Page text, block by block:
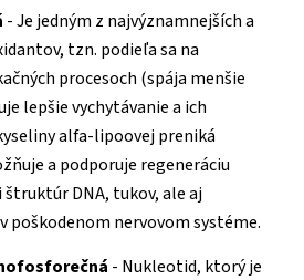
- Je jedným z najvýznamnejších a
tzn. podieľa sa na
procesoch (spája menšie
lepšie vychytávanie a ich
alfa-lipoovej preniká
a podporuje regeneráciu
štruktúr DNA, tukov, ale aj
poškodenom nervovom systéme.
- Nukleotid, ktorý je